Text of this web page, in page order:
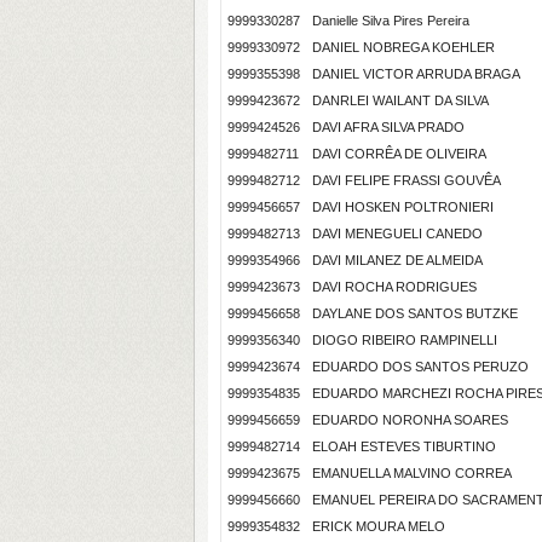
9999330287
Danielle Silva Pires Pereira
9999330972
DANIEL NOBREGA KOEHLER
9999355398
DANIEL VICTOR ARRUDA BRAGA
9999423672
DANRLEI WAILANT DA SILVA
9999424526
DAVI AFRA SILVA PRADO
9999482711
DAVI CORRÊA DE OLIVEIRA
9999482712
DAVI FELIPE FRASSI GOUVÊA
9999456657
DAVI HOSKEN POLTRONIERI
9999482713
DAVI MENEGUELI CANEDO
9999354966
DAVI MILANEZ DE ALMEIDA
9999423673
DAVI ROCHA RODRIGUES
9999456658
DAYLANE DOS SANTOS BUTZKE
9999356340
DIOGO RIBEIRO RAMPINELLI
9999423674
EDUARDO DOS SANTOS PERUZO
9999354835
EDUARDO MARCHEZI ROCHA
9999456659
EDUARDO NORONHA SOARES
9999482714
ELOAH ESTEVES TIBURTINO
9999423675
EMANUELLA MALVINO CORREA
9999456660
EMANUEL PEREIRA DO
9999354832
ERICK MOURA MELO